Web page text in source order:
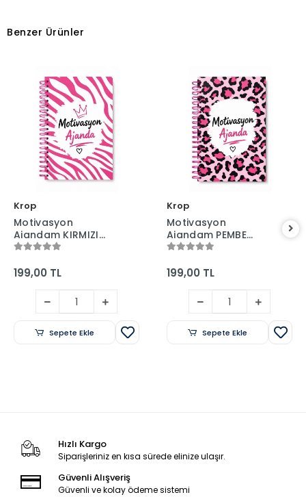
Benzer Ürünler
Krop
Motivasyon
Ajandam KIRMIZI
BEYAZ - Pastel Seri -
160 Sayfa - Sert
199,00 TL
Sepete Ekle
Krop
Motivasyon
Ajandam PEMBE
SİYAH - Pastel Seri -
160 Sayfa - Sert
199,00 TL
Sepete Ekle
Hızlı Kargo
Siparişleriniz en kısa sürede elinize ulaşır.
Güvenli Alışveriş
Güvenli ve kolay ödeme sistemi